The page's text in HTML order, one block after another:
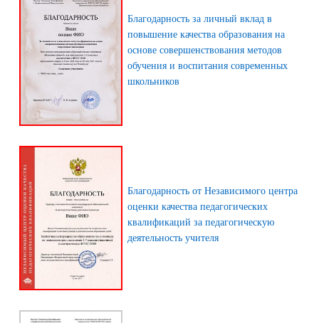
Благодарность за личный вклад в
повышение качества образования на
основе совершенствования методов
обучения и воспитания современных
школьников
Благодарность от Независимого центра
оценки качества педагогических
квалификаций за педагогическую
деятельность учителя